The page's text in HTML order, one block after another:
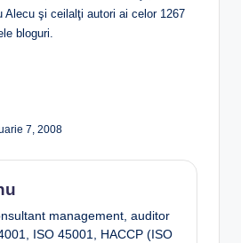
Alecu şi ceilalţi autori ai celor 1267
bloguri.
7, 2008
management, auditor
ISO 45001, HACCP (ISO